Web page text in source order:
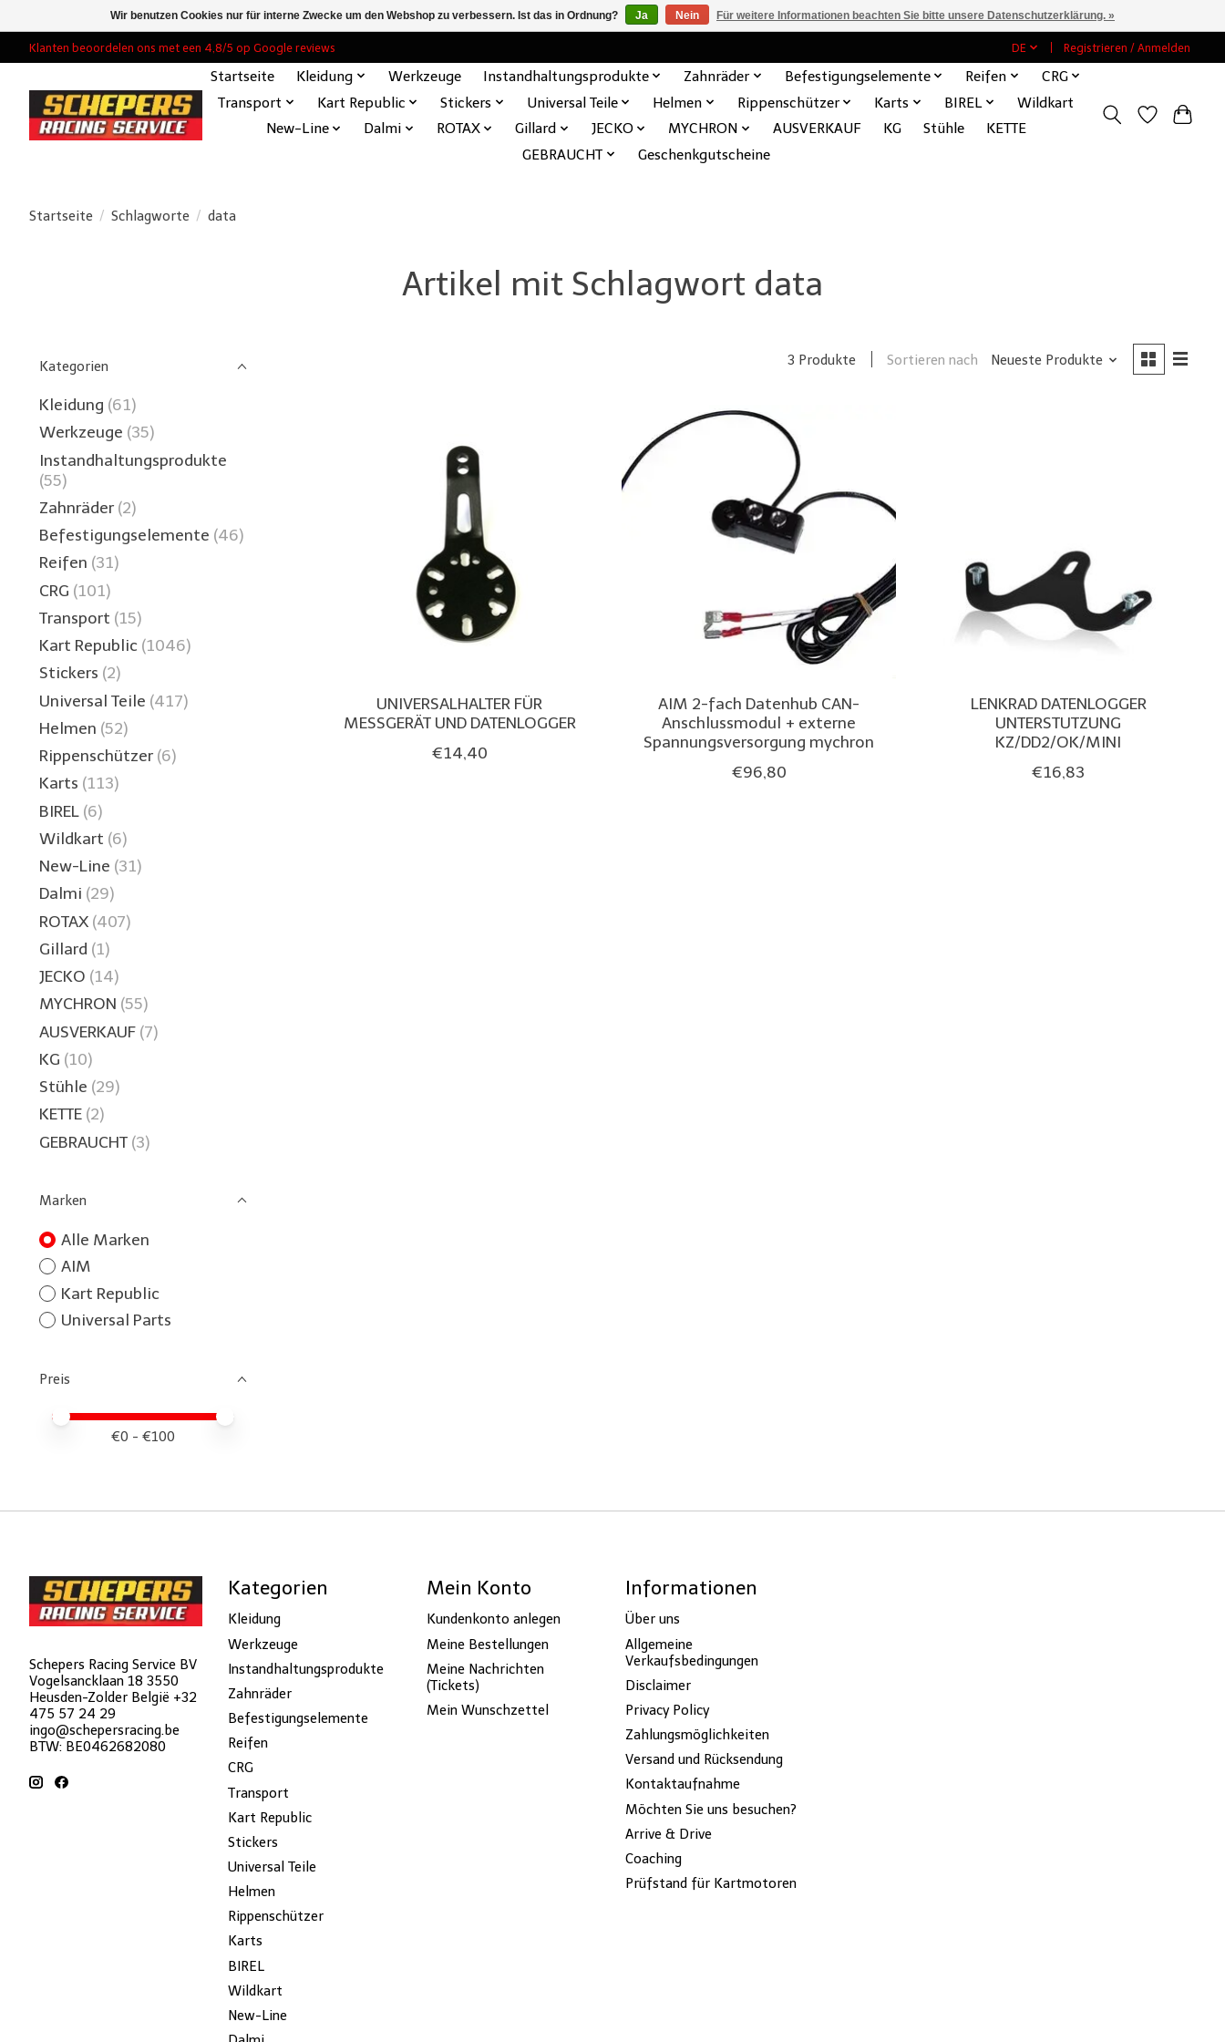
Klanten beoordelen ons met een 4,8/5 op Google reviews DE Registrieren / Anmelden
Startseite Kleidung Werkzeuge Instandhaltungsprodukte Zahnräder Befestigungselemente Reifen
CRG
Transport
Kart Republic Stickers Universal Teile Helmen Rippenschützer Karts BIREL
Wildkart
New-Line
Dalmi ROTAX Gillard JECKO MYCHRON AUSVERKAUF KG Stühle
KETTE
GEBRAUCHT
Geschenkgutscheine
Startseite / Schlagworte / data
Artikel mit Schlagwort data
Kategorien
Kleidung (61)
Werkzeuge (35)
Instandhaltungsprodukte
(55)
Zahnräder (2)
Befestigungselemente (46)
Reifen (31)
CRG (101)
Transport (15)
Kart Republic (1046)
Stickers (2)
Universal Teile (417)
Helmen (52)
Rippenschützer (6)
Karts (113)
BIREL (6)
Wildkart (6)
New-Line (31)
Dalmi (29)
ROTAX (407)
Gillard (1)
JECKO (14)
MYCHRON (55)
AUSVERKAUF (7)
KG (10)
Stühle (29)
KETTE (2)
GEBRAUCHT (3)
Marken
Alle Marken
AIM
Kart Republic
Universal Parts
Preis
Preis – Mindestwert
Price maximum value
€0 - €100
3 Produkte Sortieren nach Neueste Produkte
UNIVERSALHALTER FÜR
MESSGERÄT UND DATENLOGGER
€14,40
AIM 2-fach Datenhub CAN-
Anschlussmodul + externe
Spannungsversorgung mychron
€96,80
LENKRAD DATENLOGGER
UNTERSTUTZUNG
KZ/DD2/OK/MINI
€16,83
Schepers Racing Service BV
Vogelsancklaan 18 3550
Heusden-Zolder België +32
475 57 24 29
ingo@schepersracing.be
BTW: BE0462682080
Kategorien
Kleidung
Werkzeuge
Instandhaltungsprodukte
Zahnräder
Befestigungselemente
Reifen
CRG
Transport
Kart Republic
Stickers
Universal Teile
Helmen
Rippenschützer
Karts
BIREL
Wildkart
New-Line
Mein Konto
Kundenkonto anlegen
Meine Bestellungen
Meine Nachrichten
(Tickets)
Mein Wunschzettel
Informationen
Über uns
Allgemeine
Verkaufsbedingungen
Disclaimer
Privacy Policy
Zahlungsmöglichkeiten
Versand und Rücksendung
Kontaktaufnahme
Möchten Sie uns besuchen?
Arrive & Drive
Coaching
Prüfstand für Kartmotoren
Wir benutzen Cookies nur für interne Zwecke um den Webshop zu verbessern. Ist das in Ordnung? Ja Nein Für weitere Informationen beachten Sie bitte unsere Datenschutzerklärung. »